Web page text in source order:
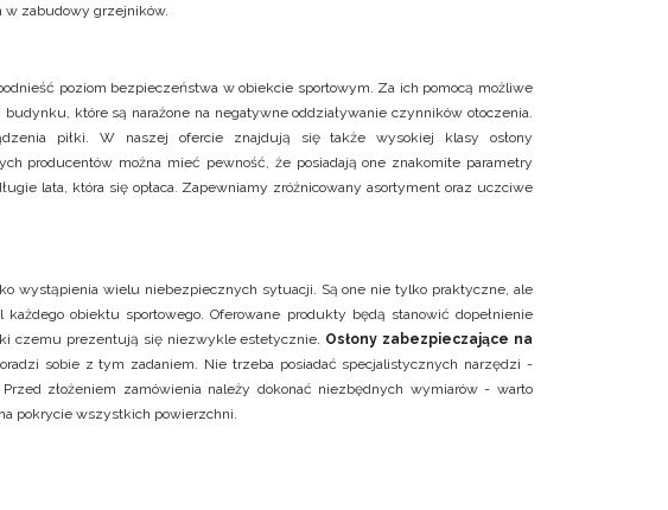
w zabudowy grzejników.
poziom bezpieczeństwa w obiekcie sportowym. Za ich pomocą możliwe
które są narażone na negatywne oddziaływanie czynników otoczenia.
piłki. W naszej ofercie znajdują się także wysokiej klasy osłony
producentów można mieć pewność, że posiadają one znakomite parametry
lata, która się opłaca. Zapewniamy zróżnicowany asortyment oraz uczciwe
wystąpienia wielu niebezpiecznych sytuacji. Są one nie tylko praktyczne, ale
obiektu sportowego. Oferowane produkty będą stanowić dopełnienie
czemu prezentują się niezwykle estetycznie. Osłony zabezpieczające na
sobie z tym zadaniem. Nie trzeba posiadać specjalistycznych narzędzi -
złożeniem zamówienia należy dokonać niezbędnych wymiarów - warto
pokrycie wszystkich powierzchni.